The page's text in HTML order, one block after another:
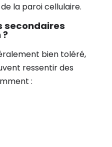
la paroi cellulaire.
secondaires
bien toléré,
ressentir des
: